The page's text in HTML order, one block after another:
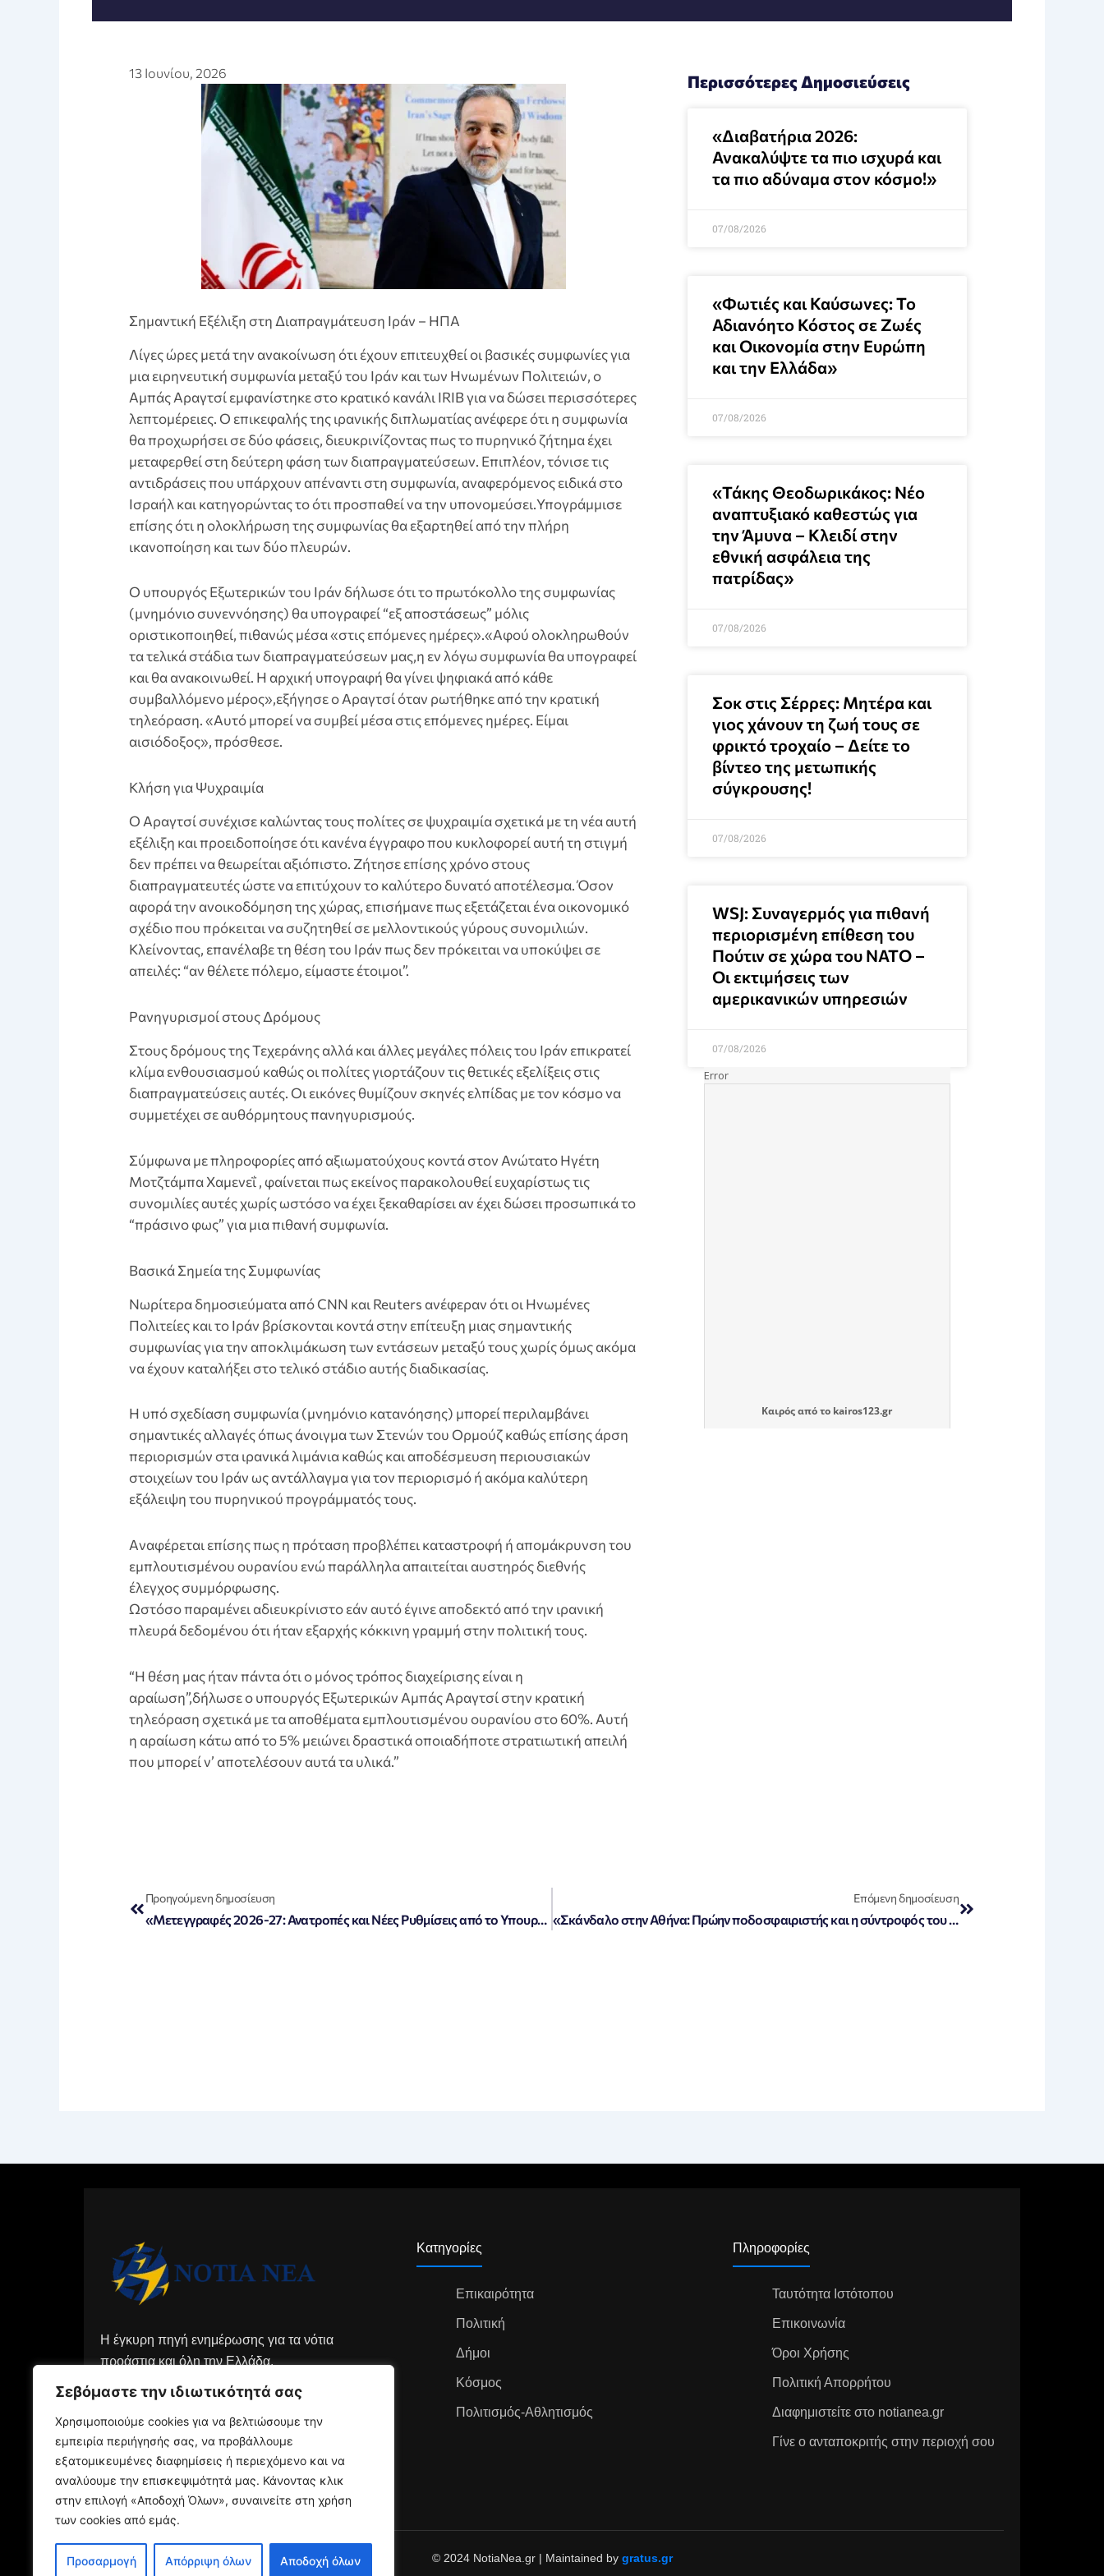
Σεβόμαστε την ιδιωτικότητά σας
Χρησιμοποιούμε cookies για να βελτιώσουμε την
εμπειρία περιήγησής σας, να προβάλλουμε
εξατομικευμένες διαφημίσεις ή περιεχόμενο και να
αναλύουμε την επισκεψιμότητά μας. Κάνοντας κλικ
στην επιλογή «Αποδοχή Όλων», συναινείτε στη χρήση
των cookies από εμάς.
Προσαρμογή Απόρριψη όλων Αποδοχή όλων
13 Ιουνίου, 2026
Σημαντική Εξέλιξη στη Διαπραγμάτευση Ιράν – ΗΠΑ
Λίγες ώρες μετά την ανακοίνωση ότι έχουν επιτευχθεί οι βασικές συμφωνίες για
μια ειρηνευτική συμφωνία μεταξύ του Ιράν και των Ηνωμένων Πολιτειών, ο
Αμπάς Αραγτσί εμφανίστηκε στο κρατικό κανάλι IRIB για να δώσει περισσότερες
λεπτομέρειες. Ο επικεφαλής της ιρανικής διπλωματίας ανέφερε ότι η συμφωνία
θα προχωρήσει σε δύο φάσεις, διευκρινίζοντας πως το πυρηνικό ζήτημα έχει
μεταφερθεί στη δεύτερη φάση των διαπραγματεύσεων. Επιπλέον, τόνισε τις
αντιδράσεις που υπάρχουν απέναντι στη συμφωνία, αναφερόμενος ειδικά στο
Ισραήλ και κατηγορώντας το ότι προσπαθεί να την υπονομεύσει.Υπογράμμισε
επίσης ότι η ολοκλήρωση της συμφωνίας θα εξαρτηθεί από την πλήρη
ικανοποίηση και των δύο πλευρών.
Ο υπουργός Εξωτερικών του Ιράν δήλωσε ότι το πρωτόκολλο της συμφωνίας
(μνημόνιο συνεννόησης) θα υπογραφεί “εξ αποστάσεως” μόλις
οριστικοποιηθεί, πιθανώς μέσα «στις επόμενες ημέρες».«Αφού ολοκληρωθούν
τα τελικά στάδια των διαπραγματεύσεων μας,η εν λόγω συμφωνία θα υπογραφεί
και θα ανακοινωθεί. Η αρχική υπογραφή θα γίνει ψηφιακά από κάθε
συμβαλλόμενο μέρος»,εξήγησε ο Αραγτσί όταν ρωτήθηκε από την κρατική
τηλεόραση. «Αυτό μπορεί να συμβεί μέσα στις επόμενες ημέρες. Είμαι
αισιόδοξος», πρόσθεσε.
Κλήση για Ψυχραιμία
Ο Αραγτσί συνέχισε καλώντας τους πολίτες σε ψυχραιμία σχετικά με τη νέα αυτή
εξέλιξη και προειδοποίησε ότι κανένα έγγραφο που κυκλοφορεί αυτή τη στιγμή
δεν πρέπει να θεωρείται αξιόπιστο. Ζήτησε επίσης χρόνο στους
διαπραγματευτές ώστε να επιτύχουν το καλύτερο δυνατό αποτέλεσμα. Όσον
αφορά την ανοικοδόμηση της χώρας, επισήμανε πως εξετάζεται ένα οικονομικό
σχέδιο που πρόκειται να συζητηθεί σε μελλοντικούς γύρους συνομιλιών.
Κλείνοντας, επανέλαβε τη θέση του Ιράν πως δεν πρόκειται να υποκύψει σε
απειλές: “αν θέλετε πόλεμο, είμαστε έτοιμοι”.
Pανηγυρισμοί στους Δρόμους
Στους δρόμους της Τεχεράνης αλλά και άλλες μεγάλες πόλεις του Ιράν επικρατεί
κλίμα ενθουσιασμού καθώς οι πολίτες γιορτάζουν τις θετικές εξελίξεις στις
διαπραγματεύσεις αυτές. Οι εικόνες θυμίζουν σκηνές ελπίδας με τον κόσμο να
συμμετέχει σε αυθόρμητους πανηγυρισμούς.
Σύμφωνα με πληροφορίες από αξιωματούχους κοντά στον Ανώτατο Ηγέτη
Μοτζτάμπα Χαμενεΐ , φαίνεται πως εκείνος παρακολουθεί ευχαρίστως τις
συνομιλίες αυτές χωρίς ωστόσο να έχει ξεκαθαρίσει αν έχει δώσει προσωπικά το
“πράσινο φως” για μια πιθανή συμφωνία.
Βασικά Σημεία της Συμφωνίας
Nωρίτερα δημοσιεύματα από CNN και Reuters ανέφεραν ότι οι Ηνωμένες
Πολιτείες και το Ιράν βρίσκονται κοντά στην επίτευξη μιας σημαντικής
συμφωνίας για την αποκλιμάκωση των εντάσεων μεταξύ τους χωρίς όμως ακόμα
να έχουν καταλήξει στο τελικό στάδιο αυτής διαδικασίας.
Η υπό σχεδίαση συμφωνία (μνημόνιο κατανόησης) μπορεί περιλαμβάνει
σημαντικές αλλαγές όπως άνοιγμα των Στενών του Ορμούζ καθώς επίσης άρση
περιορισμών στα ιρανικά λιμάνια καθώς και αποδέσμευση περιουσιακών
στοιχείων του Ιράν ως αντάλλαγμα για τον περιορισμό ή ακόμα καλύτερη
εξάλειψη του πυρηνικού προγράμματός τους.
Aναφέρεται επίσης πως η πρόταση προβλέπει καταστροφή ή απομάκρυνση του
εμπλουτισμένου ουρανίου ενώ παράλληλα απαιτείται αυστηρός διεθνής
έλεγχος συμμόρφωσης.
Ωστόσο παραμένει αδιευκρίνιστο εάν αυτό έγινε αποδεκτό από την ιρανική
πλευρά δεδομένου ότι ήταν εξαρχής κόκκινη γραμμή στην πολιτική τους.
“Η θέση μας ήταν πάντα ότι ο μόνος τρόπος διαχείρισης είναι η
αραίωση”,δήλωσε ο υπουργός Εξωτερικών Αμπάς Αραγτσί στην κρατική
τηλεόραση σχετικά με τα αποθέματα εμπλουτισμένου ουρανίου στο 60%. Αυτή
η αραίωση κάτω από το 5% μειώνει δραστικά οποιαδήποτε στρατιωτική απειλή
που μπορεί ν’ αποτελέσουν αυτά τα υλικά.”
Περισσότερες Δημοσιεύσεις
«Διαβατήρια 2026:
Ανακαλύψτε τα πιο ισχυρά και
τα πιο αδύναμα στον κόσμο!»
07/08/2026
«Φωτιές και Καύσωνες: Το
Αδιανόητο Κόστος σε Ζωές
και Οικονομία στην Ευρώπη
και την Ελλάδα»
07/08/2026
«Τάκης Θεοδωρικάκος: Νέο
αναπτυξιακό καθεστώς για
την Άμυνα – Κλειδί στην
εθνική ασφάλεια της
πατρίδας»
07/08/2026
Σοκ στις Σέρρες: Μητέρα και
γιος χάνουν τη ζωή τους σε
φρικτό τροχαίο – Δείτε το
βίντεο της μετωπικής
σύγκρουσης!
07/08/2026
WSJ: Συναγερμός για πιθανή
περιορισμένη επίθεση του
Πούτιν σε χώρα του ΝΑΤΟ –
Οι εκτιμήσεις των
αμερικανικών υπηρεσιών
07/08/2026
Καιρόςαπό το kairos123.gr
Προηγούμενη δημοσίευση
«Μετεγγραφές 2026-27: Ανατροπές και Νέες Ρυθμίσεις από το Υπουργείο Παιδείας»
Επόμενη δημοσίευση
«Σκάνδαλο στην Αθήνα: Πρώην ποδοσφαιριστής και η σύντροφός του εμπλέκονται σε διακίνηση κοκαΐνης σε διάσημους και hot spots»
Η έγκυρη πηγή ενημέρωσης για τα νότια
προάστια και όλη την Ελλάδα.
Κατηγορίες
Επικαιρότητα
Πολιτική
Δήμοι
Κόσμος
Πολιτισμός-Αθλητισμός
Πληροφορίες
Ταυτότητα Ιστότοπου
Επικοινωνία
Όροι Χρήσης
Πολιτική Απορρήτου
Διαφημιστείτε στο notianea.gr
Γίνε ο ανταποκριτής στην περιοχή σου
© 2024 NotiaNea.gr | Maintained by gratus.gr